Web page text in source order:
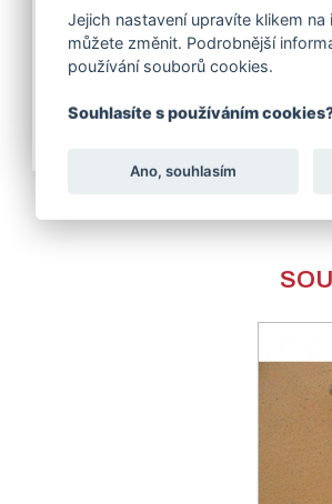
Vlastní rozměr šíře křídla brányje
V záložce související zboží
Brány rovněž vyrábíme v
Upozorňujeme zákazníky, aby
Jejich nastavení upravíte klikem
můžete změnit. Podrobnější
používání souborů cookies.
Souhlasíte s používáním
Ano, souhlasím